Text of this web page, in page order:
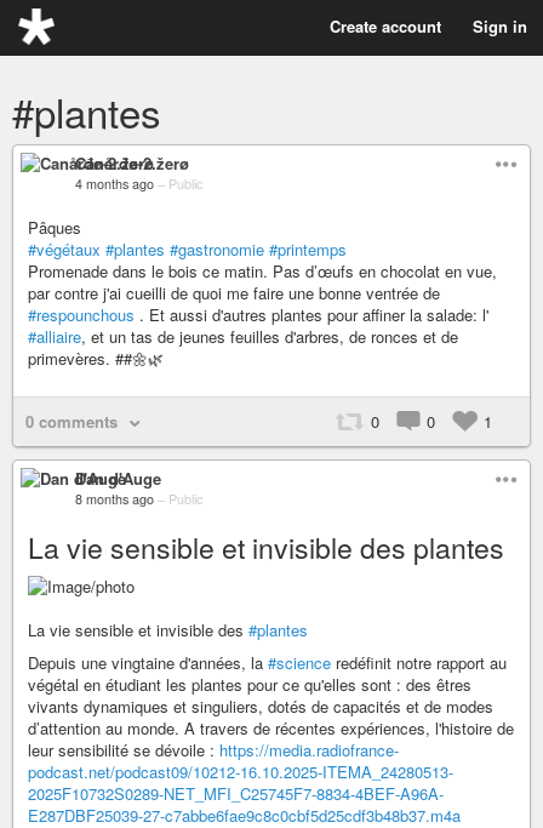
Create account Sign in
#plantes
Canårđø-2.žerø
4 months ago – Public
Pâques
#végétaux #plantes #gastronomie #printemps
Promenade dans le bois ce matin. Pas d’œufs en chocolat en vue,
par contre j'ai cueilli de quoi me faire une bonne ventrée de
#respounchous . Et aussi d'autres plantes pour affiner la salade: l'
#alliaire, et un tas de jeunes feuilles d'arbres, de ronces et de
primevères. ##🌼🌿
0 comments 0 0 1
Dan d'Auge
8 months ago – Public
La vie sensible et invisible des plantes
La vie sensible et invisible des #plantes
Depuis une vingtaine d'années, la #science redéfinit notre rapport au
végétal en étudiant les plantes pour ce qu'elles sont : des êtres
vivants dynamiques et singuliers, dotés de capacités et de modes
d’attention au monde. A travers de récentes expériences, l'histoire de
leur sensibilité se dévoile : https://media.radiofrance-
podcast.net/podcast09/10212-16.10.2025-ITEMA_24280513-
2025F10732S0289-NET_MFI_C25745F7-8834-4BEF-A96A-
E287DBF25039-27-c7abbe6fae9c8c0cbf5d25cdf3b48b37.m4a